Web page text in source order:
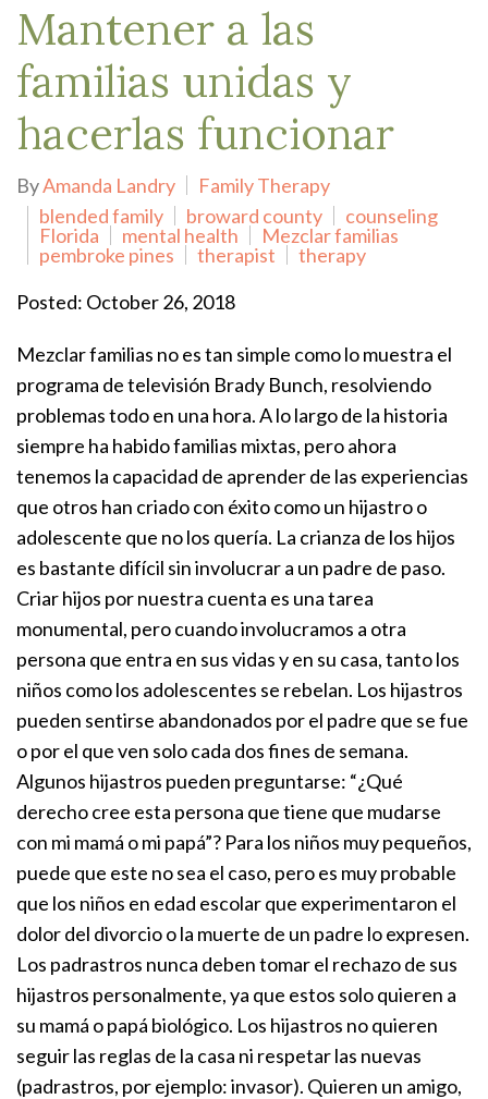
Mantener a las
familias unidas y
hacerlas funcionar
ByAmanda Landry
Family Therapy
blended family
broward county
counseling
Florida
mental health
Mezclar familias
pembroke pines
therapist
therapy
Posted: October 26, 2018
Mezclar familias no es tan simple como lo muestra el
programa de televisión Brady Bunch, resolviendo
problemas todo en una hora. A lo largo de la historia
siempre ha habido familias mixtas, pero ahora
tenemos la capacidad de aprender de las experiencias
que otros han criado con éxito como un hijastro o
adolescente que no los quería. La crianza de los hijos
es bastante difícil sin involucrar a un padre de paso.
Criar hijos por nuestra cuenta es una tarea
monumental, pero cuando involucramos a otra
persona que entra en sus vidas y en su casa, tanto los
niños como los adolescentes se rebelan. Los hijastros
pueden sentirse abandonados por el padre que se fue
o por el que ven solo cada dos fines de semana.
Algunos hijastros pueden preguntarse: “¿Qué
derecho cree esta persona que tiene que mudarse
con mi mamá o mi papá”? Para los niños muy pequeños,
puede que este no sea el caso, pero es muy probable
que los niños en edad escolar que experimentaron el
dolor del divorcio o la muerte de un padre lo expresen.
Los padrastros nunca deben tomar el rechazo de sus
hijastros personalmente, ya que estos solo quieren a
su mamá o papá biológico. Los hijastros no quieren
seguir las reglas de la casa ni respetar las nuevas
(padrastros, por ejemplo: invasor). Quieren un amigo,